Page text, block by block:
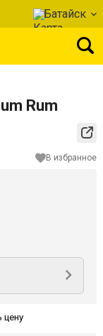
Батайск
Rum
В избранное
цену